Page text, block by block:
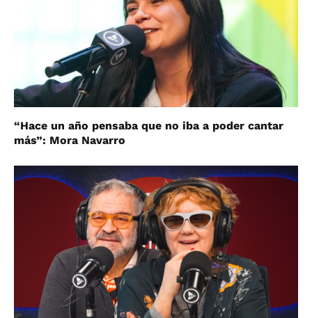
“Hace un año pensaba que no iba a poder cantar
más”: Mora Navarro